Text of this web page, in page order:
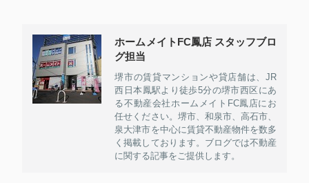
ホームメイトFC鳳店 スタッフブロ
グ担当
堺市の賃貸マンションや貸店舗は、JR
西日本鳳駅より徒歩5分の堺市西区にあ
る不動産会社ホームメイトFC鳳店にお
任せください。堺市、和泉市、高石市、
泉大津市を中心に賃貸不動産物件を数多
く掲載しております。ブログでは不動産
に関する記事をご提供します。